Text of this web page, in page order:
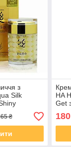
з
Silk
60 г
₴
HA
Get